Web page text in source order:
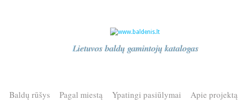
Lietuvos baldų gamintojų katalogas
Baldų rūšys Pagal miestą Ypatingi pasiūlymai Apie projektą